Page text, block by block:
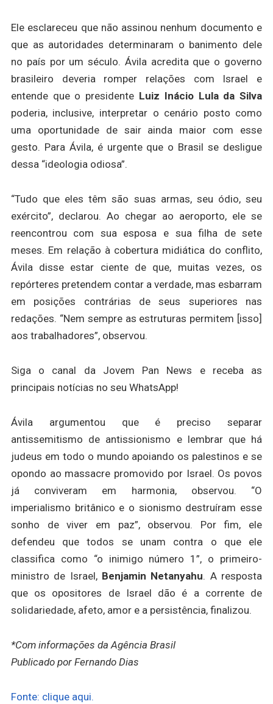
Ele esclareceu que não assinou nenhum documento e
que as autoridades determinaram o banimento dele
no país por um século. Ávila acredita que o governo
brasileiro deveria romper relações com Israel e
entende que o presidente Luiz Inácio Lula da Silva
poderia, inclusive, interpretar o cenário posto como
uma oportunidade de sair ainda maior com esse
gesto. Para Ávila, é urgente que o Brasil se desligue
dessa “ideologia odiosa”.
“Tudo que eles têm são suas armas, seu ódio, seu
exército”, declarou. Ao chegar ao aeroporto, ele se
reencontrou com sua esposa e sua filha de sete
meses. Em relação à cobertura midiática do conflito,
Ávila disse estar ciente de que, muitas vezes, os
repórteres pretendem contar a verdade, mas esbarram
em posições contrárias de seus superiores nas
redações. “Nem sempre as estruturas permitem [isso]
aos trabalhadores”, observou.
Siga o canal da Jovem Pan News e receba as
principais notícias no seu WhatsApp!
Ávila argumentou que é preciso separar
antissemitismo de antissionismo e lembrar que há
judeus em todo o mundo apoiando os palestinos e se
opondo ao massacre promovido por Israel. Os povos
já conviveram em harmonia, observou. “O
imperialismo britânico e o sionismo destruíram esse
sonho de viver em paz”, observou. Por fim, ele
defendeu que todos se unam contra o que ele
classifica como “o inimigo número 1”, o primeiro-
ministro de Israel, Benjamin Netanyahu. A resposta
que os opositores de Israel dão é a corrente de
solidariedade, afeto, amor e a persistência, finalizou.
*Com informações da Agência Brasil
Publicado por Fernando Dias
Fonte: clique aqui.